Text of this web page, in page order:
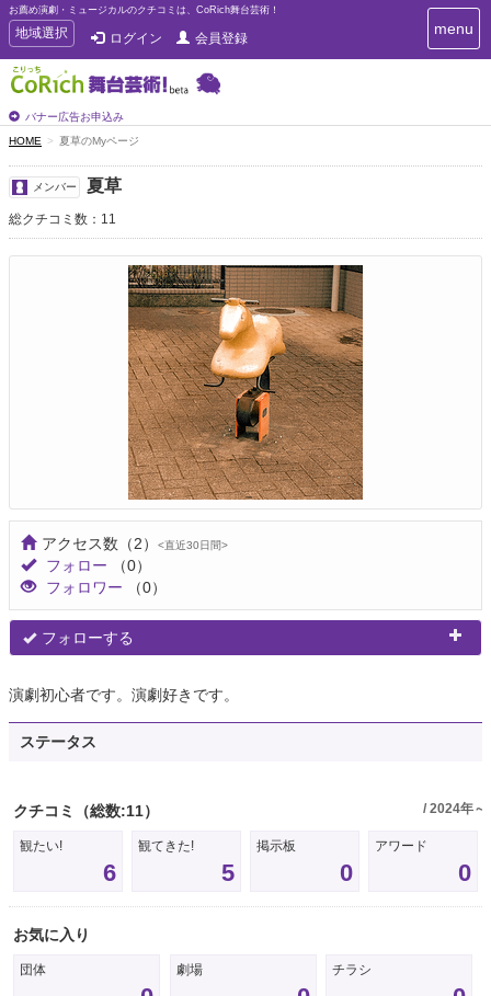
お薦め演劇・ミュージカルのクチコミは、CoRich舞台芸術！
T
o
g
g
e
n
a
v
i
g
a
t
地域選択 ログイン 会員登録
バナー広告お申込み
T
o
menu
HOME 夏草のMyページ
メンバー 夏草
総クチコミ数：11
アクセス数 （2） <直近30日間>
フォロー
（0）
フォロワー
（0）
フォローする
演劇初心者です。演劇好きです。
ステータス
クチコミ （総数:11） / 2024年～
観たい!
6
観てきた!
5
掲示板
0
アワード
0
お気に入り
団体 劇場 チラシ